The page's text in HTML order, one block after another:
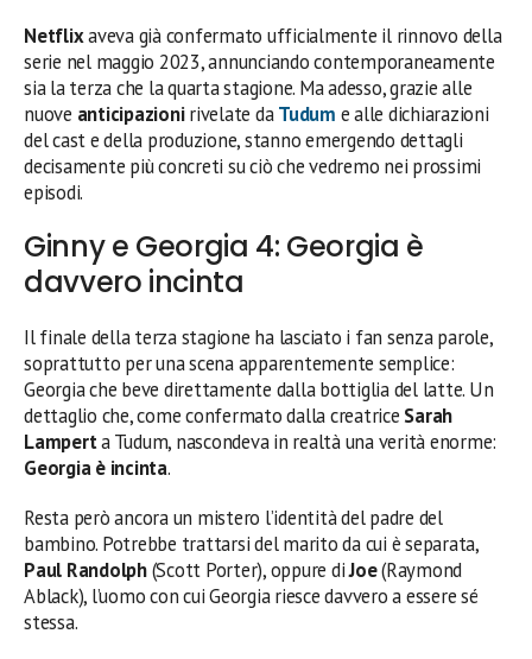
Netflixaveva già confermato ufficialmente il rinnovo della
serie nel maggio 2023, annunciando contemporaneamente
sia la terza che la quarta stagione. Ma adesso, grazie alle
nuove anticipazionirivelate daTudum e alle dichiarazioni
del cast e della produzione, stanno emergendo dettagli
decisamente più concreti su ciò che vedremo nei prossimi
episodi.
Ginny e Georgia 4: Georgia è
davvero incinta
Il finale della terza stagione ha lasciato i fan senza parole,
soprattutto per una scena apparentemente semplice:
Georgia che beve direttamente dalla bottiglia del latte. Un
dettaglio che, come confermato dalla creatrice Sarah
Lamperta Tudum, nascondeva in realtà una verità enorme:
Georgia è incinta.
Resta però ancora un mistero l’identità del padre del
bambino. Potrebbe trattarsi del marito da cui è separata,
Paul Randolph(Scott Porter), oppure diJoe(Raymond
Ablack), l’uomo con cui Georgia riesce davvero a essere sé
stessa.